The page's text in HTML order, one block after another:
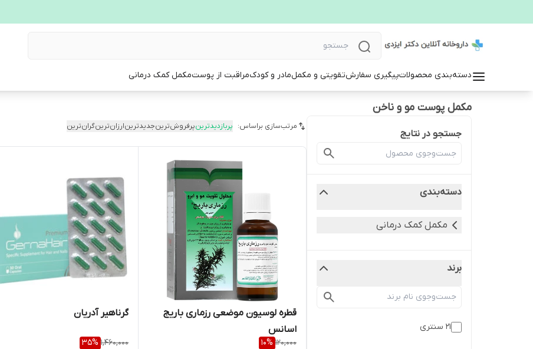
دسته‌بندی محصولاتپیگیری سفارشتقویتی و مکملمادر و کودکمراقبت از پوستمکمل کمک درمانی
مکمل پوست مو و ناخن
جستجو در نتایج
دسته‌بندی
مکمل کمک درمانی
برند
21 سنتری
مرتب‌سازی براساس: پربازدیدترینپرفروش‌ترینجدیدترینارزان‌ترینگران‌ترین
قطره لوسیون موضعی رزماری باریج
اسانس
120,000
10%
گرناهیر آدریان
1,460,000
35%